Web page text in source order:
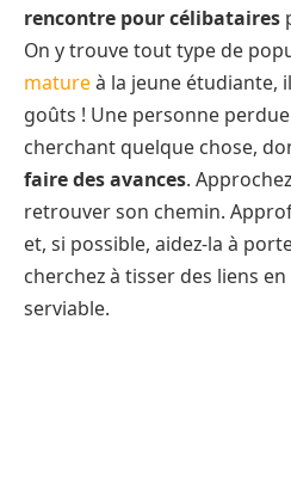
rencontre pour célibataires
On y trouve tout type de
matureà la jeune étudiante,
goûts ! Une personne
cherchant quelque chose,
faire des avances.
retrouver son chemin.
et, si possible, aidez-la à
cherchez à tisser des liens
serviable.